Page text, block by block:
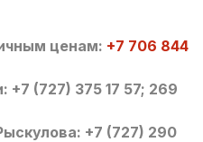
ценам: +7 706 844
(727) 375 17 57; 269
+7 (727) 290